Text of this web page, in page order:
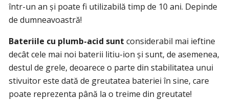
într-un an și poate fi utilizabilă timp de 10 ani. Depinde
de dumneavoastră!
Bateriile cu plumb-acid sunt considerabil mai ieftine
decât cele mai noi baterii litiu-ion și sunt, de asemenea,
destul de grele, deoarece o parte din stabilitatea unui
stivuitor este dată de greutatea bateriei în sine, care
poate reprezenta până la o treime din greutate!